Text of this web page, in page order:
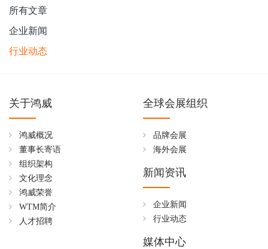
所有文章
企业新闻
行业动态
关于鸿威
鸿威概况
董事长寄语
组织架构
文化理念
鸿威荣誉
WTM简介
人才招聘
全球会展组织
品牌会展
海外会展
新闻资讯
企业新闻
行业动态
媒体中心